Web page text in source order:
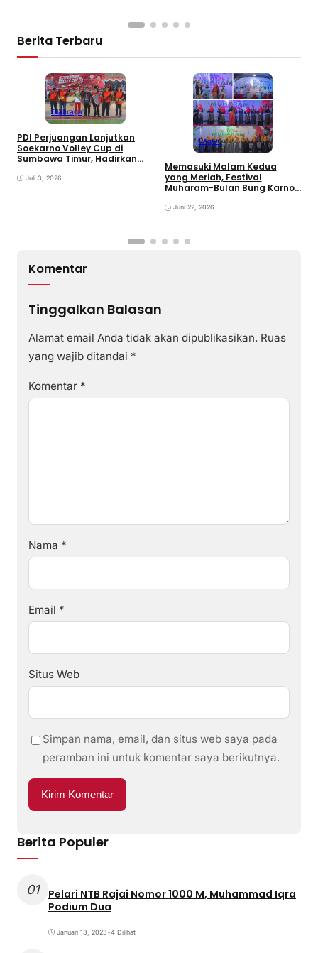
Berita Terbaru
Olahraga
PDI Perjuangan Lanjutkan
Soekarno Volley Cup di
Sumbawa Timur, Hadirkan
Rakyat
Juli 3, 2026
Ragam
Memasuki Malam Kedua
yang Meriah, Festival
Muharam-Bulan Bung Karno
Pemajuan Kebudayaan
Juni 22, 2026
Komentar
Tinggalkan Balasan
Alamat email Anda tidak akan dipublikasikan. Ruas
yang wajib ditandai *
Komentar *
Nama *
Email *
Situs Web
Simpan nama, email, dan situs web saya pada
peramban ini untuk komentar saya berikutnya.
Berita Populer
01
Pelari NTB Rajai Nomor 1000 M, Muhammad Iqra
Podium Dua
Januari 13, 2023•4 Dilihat